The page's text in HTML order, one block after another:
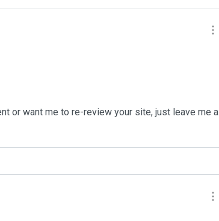
or want me to re-review your site, just leave me a